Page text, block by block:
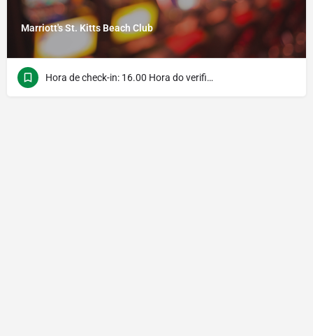
Marriott's St. Kitts Beach Club
Hora de check-in: 16.00 Hora do verificação: 10.00